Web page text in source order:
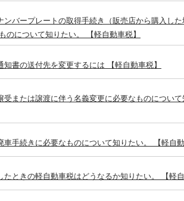
ンバープレートの取得手続き（販売店から購入し
のについて知りたい。 【軽自動車税】
書の送付先を変更するには 【軽自動車税】
受または譲渡に伴う名義変更に必要なものについ
車手続きに必要なものについて知りたい。 【軽自動
たときの軽自動車税はどうなるか知りたい。 【軽自